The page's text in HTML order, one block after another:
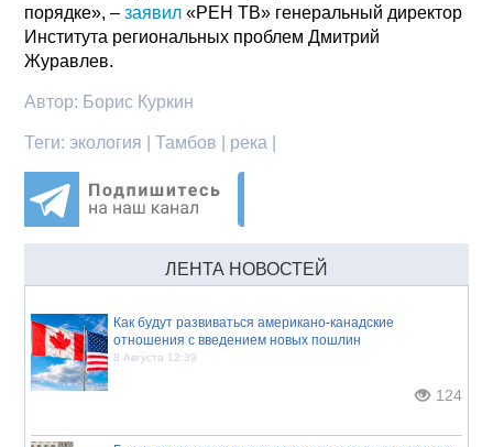
порядке», –заявил«РЕН ТВ» генеральный директор
Института региональных проблем Дмитрий
Журавлев.
Автор: Борис Куркин
Теги:экология | Тамбов | река |
ЛЕНТА НОВОСТЕЙ
Как будут развиваться американо-канадские
отношения с введением новых пошлин
8 Августа 12:39
124